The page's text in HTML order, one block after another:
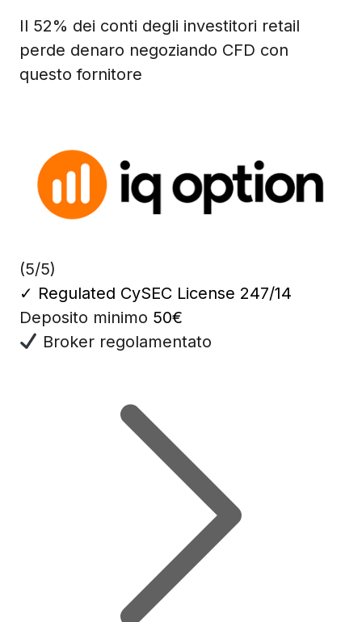
Il 52% dei conti degli investitori retail
perde denaro negoziando CFD con
questo fornitore
(5/5)
✓ Regulated CySEC License 247/14
Deposito minimo 50€
Broker regolamentato